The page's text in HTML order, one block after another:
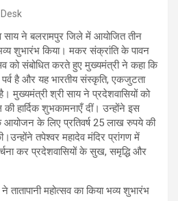
साय ने बलरामपुर जिले में आयोजित तीन
भव्य शुभारंभ किया। मकर संक्रांति के पावन
को संबोधित करते हुए मुख्यमंत्री ने कहा कि
है और यह भारतीय संस्कृति, एकजुटता
मुख्यमंत्री श्री साय ने प्रदेशवासियों को
हार्दिक शुभकामनाएँ दीं। उन्होंने इस
आयोजन के लिए प्रतिवर्ष 25 लाख रुपये की
तपेश्वर महादेव मंदिर प्रांगण में
कर प्रदेशवासियों के सुख, समृद्धि और